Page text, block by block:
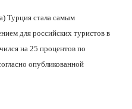
Турция стала самым
для российских туристов в
на 25 процентов по
опубликованной